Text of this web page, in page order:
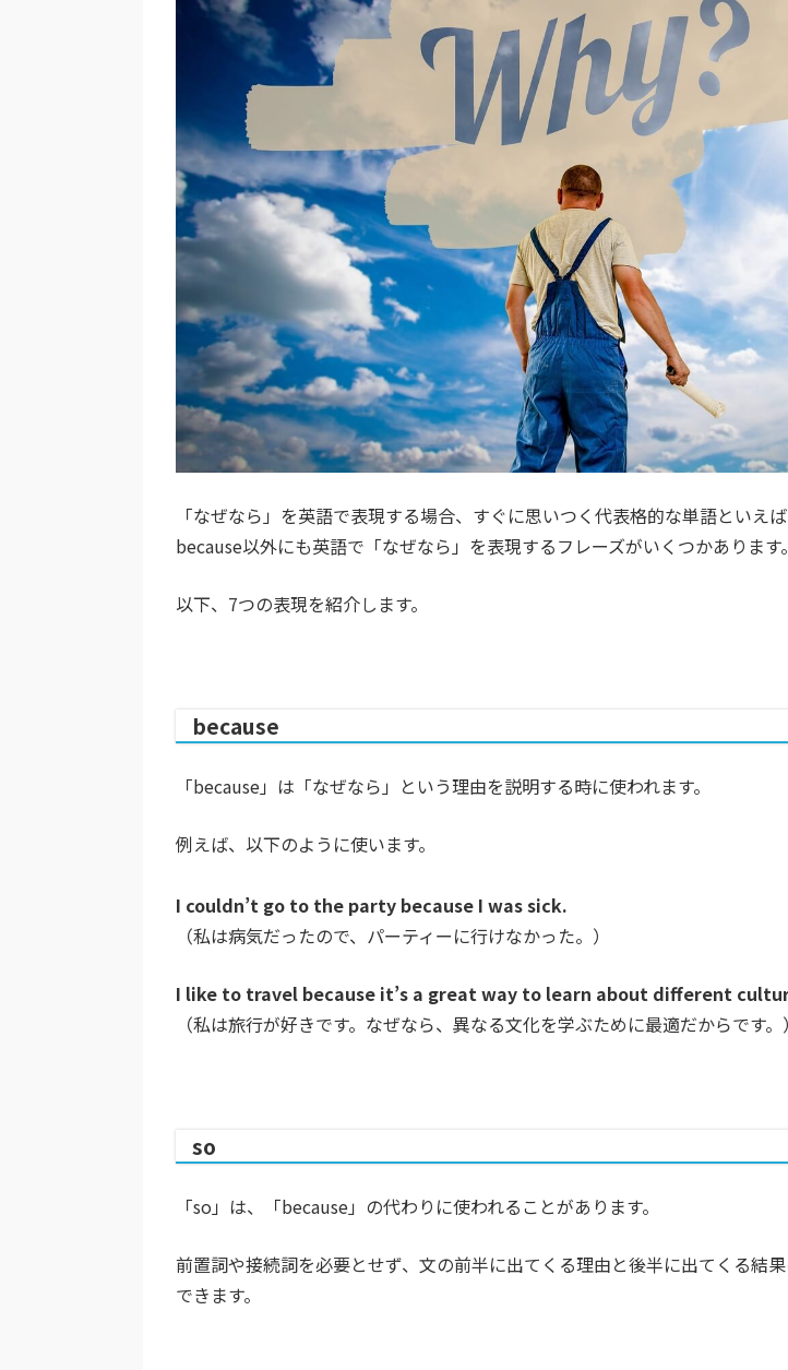
「なぜなら」を英語で表現する場合、すぐに思いつく代表格的な単語といえ
because以外にも英語で「なぜなら」を表現するフレーズがいくつかあります。
以下、7つの表現を紹介します。
because
「because」は「なぜなら」という理由を説明する時に使われます。
例えば、以下のように使います。
I couldn’t go to the party because I was sick.
（私は病気だったので、パーティーに行けなかった。）
I like to travel because it’s a great way to learn about different
（私は旅行が好きです。なぜなら、異なる文化を学ぶために最適だからです。）
so
「so」は、「because」の代わりに使われることがあります。
前置詞や接続詞を必要とせず、文の前半に出てくる理由と後半に出てくる結
できます。